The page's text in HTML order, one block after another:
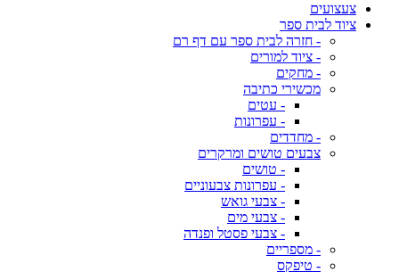
צעצועים
ציוד לבית ספר
- חזרה לבית ספר עם דף רם
- ציוד למורים
- מחקים
מכשירי כתיבה
- עטים
- עפרונות
- מחדדים
צבעים טושים ומרקרים
- טושים
- עפרונות צבעוניים
- צבעי גואש
- צבעי מים
- צבעי פסטל ופנדה
- מספריים
- טיפקס